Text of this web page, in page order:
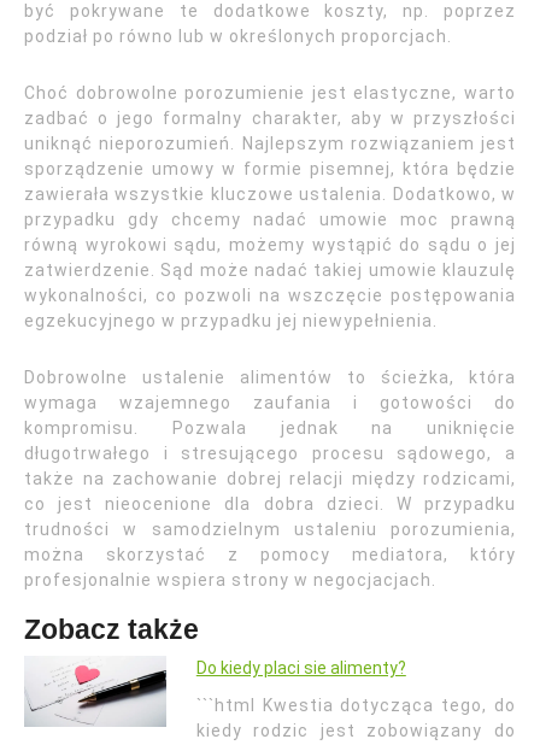
być pokrywane te dodatkowe koszty, np. poprzez
podział po równo lub w określonych proporcjach.
Choć dobrowolne porozumienie jest elastyczne, warto
zadbać o jego formalny charakter, aby w przyszłości
uniknąć nieporozumień. Najlepszym rozwiązaniem jest
sporządzenie umowy w formie pisemnej, która będzie
zawierała wszystkie kluczowe ustalenia. Dodatkowo, w
przypadku gdy chcemy nadać umowie moc prawną
równą wyrokowi sądu, możemy wystąpić do sądu o jej
zatwierdzenie. Sąd może nadać takiej umowie klauzulę
wykonalności, co pozwoli na wszczęcie postępowania
egzekucyjnego w przypadku jej niewypełnienia.
Dobrowolne ustalenie alimentów to ścieżka, która
wymaga wzajemnego zaufania i gotowości do
kompromisu. Pozwala jednak na uniknięcie
długotrwałego i stresującego procesu sądowego, a
także na zachowanie dobrej relacji między rodzicami,
co jest nieocenione dla dobra dzieci. W przypadku
trudności w samodzielnym ustaleniu porozumienia,
można skorzystać z pomocy mediatora, który
profesjonalnie wspiera strony w negocjacjach.
Zobacz także
Do kiedy placi sie alimenty?
```html Kwestia dotycząca tego, do
kiedy rodzic jest zobowiązany do